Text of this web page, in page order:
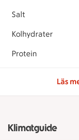
Salt
Kolhydrater
Protein
Läs
Klimatguide